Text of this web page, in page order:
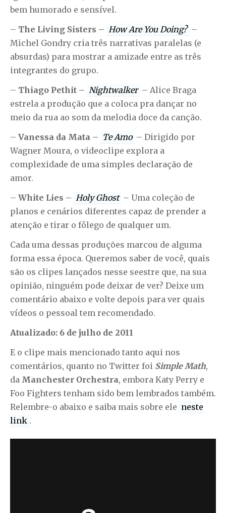
bem humorado e sensível.
– The Living Sisters – How Are You Doing? –
Michel Gondry cria três narrativas paralelas (e
absurdas) para mostrar a amizade entre as três
integrantes do grupo.
– Thiago Pethit – Nightwalker – Alice Braga
estrela a produção que a coloca pra dançar no
meio da rua ao som da melodia doce da canção.
– Vanessa da Mata – Te Amo – Dirigido por
Wagner Moura, o videoclipe explora a
complexidade de uma simples declaração de
amor.
– White Lies – Holy Ghost – Uma coleção de
planos e cenários diferentes capaz de prender a
atenção e tirar o fôlego de qualquer um.
Cada uma dessas produções marcou de alguma
forma essa época. Queremos saber de você, quais
são os clipes lançados nesse seestre que, na sua
opinião, ninguém pode deixar de ver? Deixe um
comentário abaixo e volte depois para ver quais
vídeos o pessoal tem recomendado.
Atualizado: 6 de julho de 2011
E o clipe mais mencionado tanto aqui nos
comentários, quanto no Twitter foi Simple Math,
da Manchester Orchestra, embora Katy Perry e
Foo Fighters tenham sido bem lembrados também.
Relembre-o abaixo e saiba mais sobre ele neste
link .